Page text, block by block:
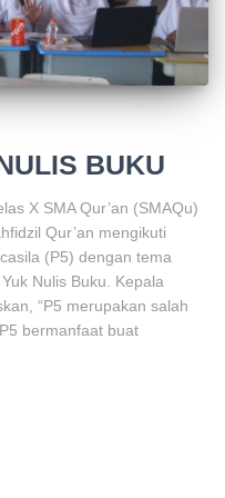
BUKU
X SMA Qur’an (SMAQu)
Qur’an mengikuti
(P5) dengan tema
Nulis Buku. Kepala
“P5 merupakan salah
bermanfaat buat